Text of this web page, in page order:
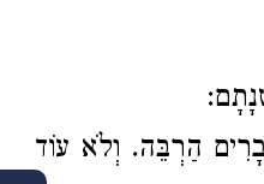
הַרְבֵּה. וְלֹא עוֹד